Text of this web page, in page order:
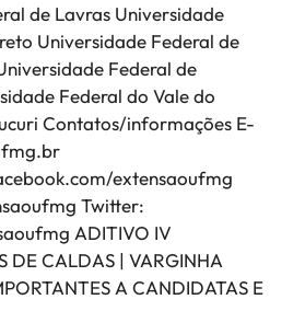
de Lavras Universidade
Universidade Federal de
Federal de
Federal do Vale do
Contatos/informações E-
extensaoufmg
Twitter:
ADITIVO IV
DE CALDAS | VARGINHA
A CANDIDATAS E